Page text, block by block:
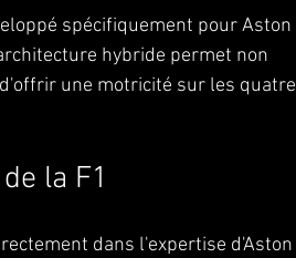
spécifiquement pour Aston
hybride permet non
une motricité sur les quatre
la F1
dans l'expertise d'Aston